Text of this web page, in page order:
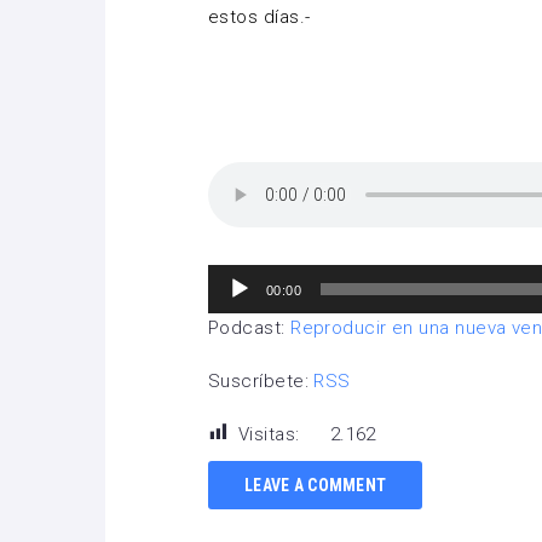
estos días.-
Reproductor
audio
00:00
Podcast: Reproducir en una nueva
Suscríbete: RSS
Visitas: 2.162
LEAVE A COMMENT